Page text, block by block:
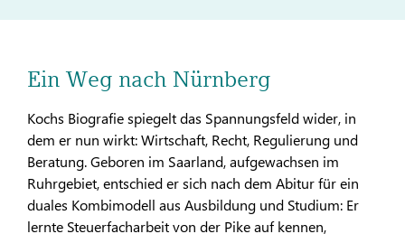
Ein Weg nach Nürnberg
Kochs Biografie spiegelt das Spannungsfeld wider, in
dem er nun wirkt: Wirtschaft, Recht, Regulierung und
Beratung. Geboren im Saarland, aufgewachsen im
Ruhrgebiet, entschied er sich nach dem Abitur für ein
duales Kombimodell aus Ausbildung und Studium: Er
lernte Steuerfacharbeit von der Pike auf kennen,